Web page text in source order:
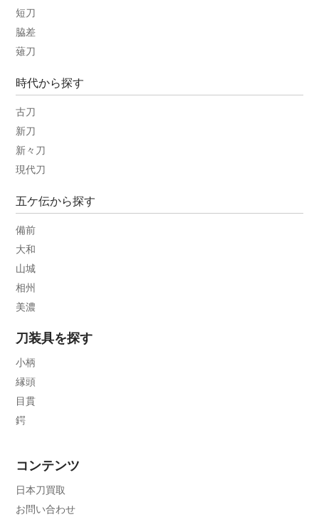
短刀
脇差
薙刀
時代から探す
古刀
新刀
新々刀
現代刀
五ケ伝から探す
備前
大和
山城
相州
美濃
刀装具を探す
小柄
縁頭
目貫
鍔
コンテンツ
日本刀買取
お問い合わせ